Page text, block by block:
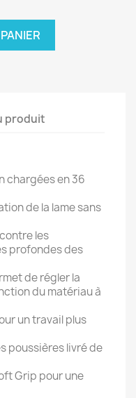
produit
chargées en 36
de la lame sans
les
profondes des
de régler la
du matériau à
un travail plus
poussières livré de
Grip pour une